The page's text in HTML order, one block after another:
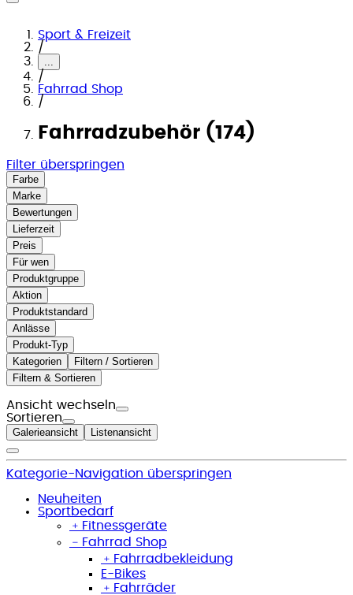
Sport & Freizeit
/
...
/
Fahrrad Shop
/
Fahrradzubehör (174)
Filter überspringen
Farbe
Marke
Bewertungen
Lieferzeit
Preis
Für wen
Produktgruppe
Aktion
Produktstandard
Anlässe
Produkt-Typ
Kategorien
Filtern / Sortieren
Filtern & Sortieren
Ansicht wechseln
Sortieren
Galerieansicht Listenansicht
Kategorie-Navigation überspringen
Neuheiten
Sportbedarf
﹢ Fitnessgeräte
﹣ Fahrrad Shop
﹢ Fahrradbekleidung
E-Bikes
﹢ Fahrräder